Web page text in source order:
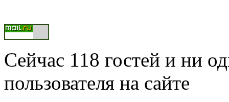
Сейчас 118 гостей и ни
пользователя на сайте